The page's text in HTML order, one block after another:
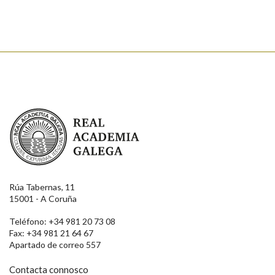
Real Academia Galega
Rúa Tabernas, 11
15001 - A Coruña
Teléfono: +34 981 20 73 08
Fax: +34 981 21 64 67
Apartado de correo 557
Contacta connosco